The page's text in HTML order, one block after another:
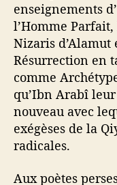
enseignements
l’Homme Parfait,
Nizaris
Résurrection en
comme
qu’Ibn Arabî
nouveau avec
exégèses de la
radicales.
Aux poètes